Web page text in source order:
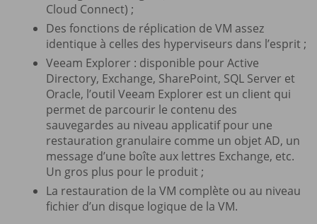
Cloud Connect) ;
Des fonctions de réplication de VM assez
identique à celles des hyperviseurs dans l’esprit ;
Veeam Explorer : disponible pour Active
Directory, Exchange, SharePoint, SQL Server et
Oracle, l’outil Veeam Explorer est un client qui
permet de parcourir le contenu des
sauvegardes au niveau applicatif pour une
restauration granulaire comme un objet AD, un
message d’une boîte aux lettres Exchange, etc.
Un gros plus pour le produit ;
La restauration de la VM complète ou au niveau
fichier d’un disque logique de la VM.